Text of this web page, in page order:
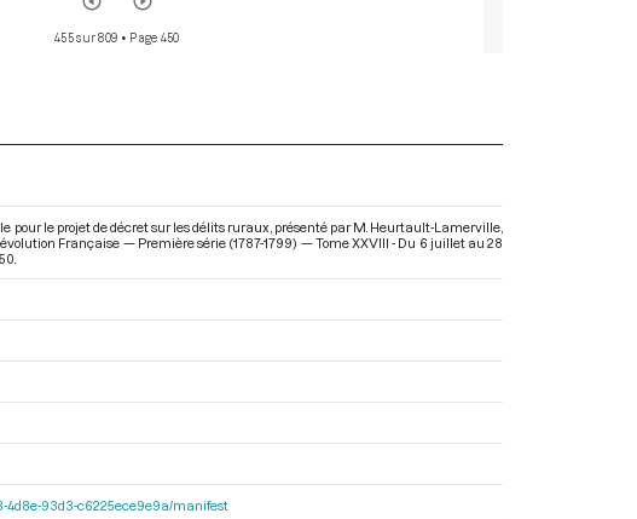
455 sur 809 • Page 450
le projet de décret sur les délits ruraux, présenté par M. Heurtault-Lamerville,
Française — Première série (1787-1799) — Tome XXVIII - Du 6 juillet au 28
4d8e-93d3-c6225ece9e9a/manifest